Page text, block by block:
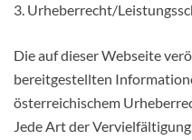
3. Urheberrecht/
Die auf dieser Webseite
bereitgestellten
österreichischem
Jede Art der